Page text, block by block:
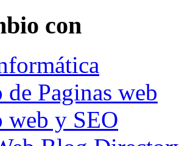
con
de Paginas web
web y SEO